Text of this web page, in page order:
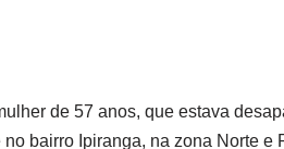
de 57 anos, que estava
bairro Ipiranga, na zona Norte e